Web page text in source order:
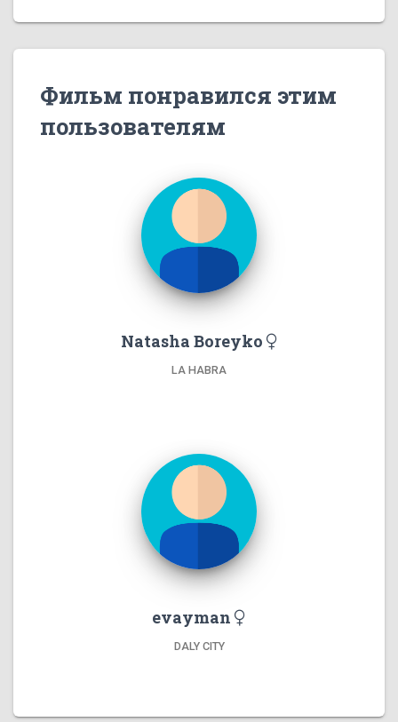
Фильм понравился этим
пользователям
Natasha Boreyko
LA HABRA
evayman
DALY CITY